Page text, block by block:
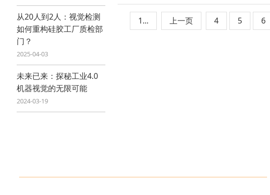
从20人到2人：视觉检测
如何重构硅胶工厂质检部
门？
2025-04-03
未来已来：探秘工业4.0
机器视觉的无限可能
2024-03-19
1... 上一页 4 5 6